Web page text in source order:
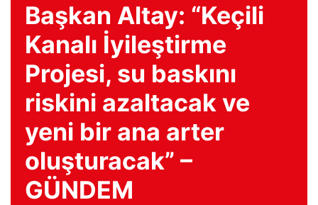
Başkan Altay: “Keçili
Kanalı İyileştirme
Projesi, su baskını
riskini azaltacak ve
yeni bir ana arter
oluşturacak” –
GÜNDEM